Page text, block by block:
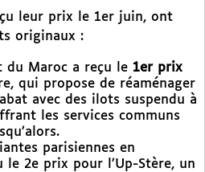
leur prix le 1er juin, ont
originaux :
du Maroc a reçu le 1er prix
qui propose de réaménager
avec des ilots suspendu à
les services communs
parisiennes en
le 2e prix pour l’Up-Stère, un